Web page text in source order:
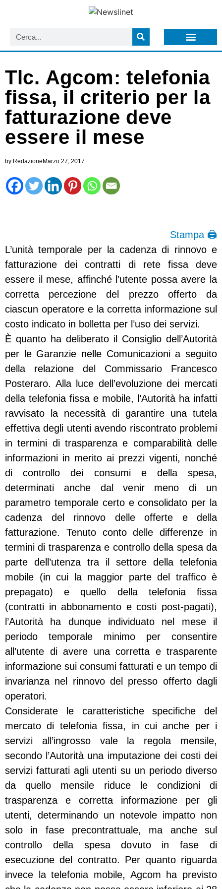
Tlc. Agcom: telefonia
fissa, il criterio per la
fatturazione deve
essere il mese
by RedazioneMarzo 27, 2017
Stampa 🖨
L’unità temporale per la cadenza di rinnovo e
fatturazione dei contratti di rete fissa deve
essere il mese, affinché l’utente possa avere la
corretta percezione del prezzo offerto da
ciascun operatore e la corretta informazione sul
costo indicato in bolletta per l’uso dei servizi.
È quanto ha deliberato il Consiglio dell’Autorità
per le Garanzie nelle Comunicazioni a seguito
della relazione del Commissario Francesco
Posteraro. Alla luce dell’evoluzione dei mercati
della telefonia fissa e mobile, l’Autorità ha infatti
ravvisato la necessità di garantire una tutela
effettiva degli utenti avendo riscontrato problemi
in termini di trasparenza e comparabilità delle
informazioni in merito ai prezzi vigenti, nonché
di controllo dei consumi e della spesa,
determinati anche dal venir meno di un
parametro temporale certo e consolidato per la
cadenza del rinnovo delle offerte e della
fatturazione. Tenuto conto delle differenze in
termini di trasparenza e controllo della spesa da
parte dell’utenza tra il settore della telefonia
mobile (in cui la maggior parte del traffico è
prepagato) e quello della telefonia fissa
(contratti in abbonamento e costi post-pagati),
l’Autorità ha dunque individuato nel mese il
periodo temporale minimo per consentire
all’utente di avere una corretta e trasparente
informazione sui consumi fatturati e un tempo di
invarianza nel rinnovo del presso offerto dagli
operatori.
Considerate le caratteristiche specifiche del
mercato di telefonia fissa, in cui anche per i
servizi all’ingrosso vale la regola mensile,
secondo l’Autorità una imputazione dei costi dei
servizi fatturati agli utenti su un periodo diverso
da quello mensile riduce le condizioni di
trasparenza e corretta informazione per gli
utenti, determinando un notevole impatto non
solo in fase precontrattuale, ma anche sul
controllo della spesa dovuto in fase di
esecuzione del contratto. Per quanto riguarda
invece la telefonia mobile, Agcom ha previsto